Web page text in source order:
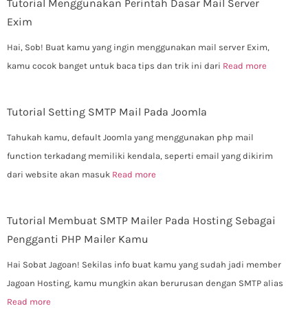
Tutorial Menggunakan Perintah Dasar Mail Server
Exim
Hai, Sob! Buat kamu yang ingin menggunakan mail server Exim,
kamu cocok banget untuk baca tips dan trik ini dari Read more
Tutorial Setting SMTP Mail Pada Joomla
Tahukah kamu, default Joomla yang menggunakan php mail
function terkadang memiliki kendala, seperti email yang dikirim
dari website akan masuk Read more
Tutorial Membuat SMTP Mailer Pada Hosting Sebagai
Pengganti PHP Mailer Kamu
Hai Sobat Jagoan! Sekilas info buat kamu yang sudah jadi member
Jagoan Hosting, kamu mungkin akan berurusan dengan SMTP alias
Read more